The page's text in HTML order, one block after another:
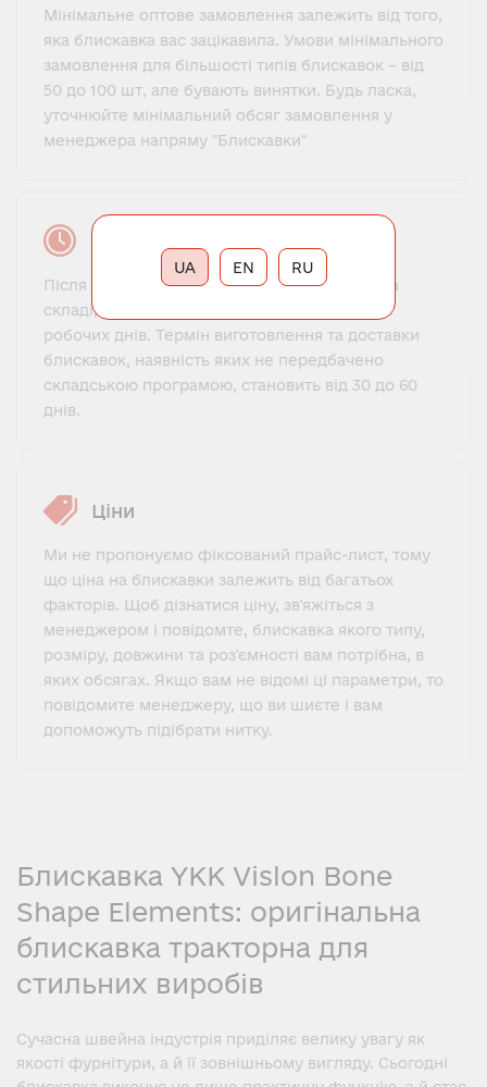
Мінімальне оптове замовлення залежить від того,
яка блискавка вас зацікавила. Умови мінімального
замовлення для більшості типів блискавок – від
50 до 100 шт, але бувають винятки. Будь ласка,
уточнюйте мінімальний обсяг замовлення у
менеджера напряму "Блискавки"
Після оплати замовлення блискавки, які є на
складі, відправляються клієнту протягом 1-3
робочих днів. Термін виготовлення та доставки
блискавок, наявність яких не передбачено
складською програмою, становить від 30 до 60
днів.
Ціни
Ми не пропонуємо фіксований прайс-лист, тому
що ціна на блискавки залежить від багатьох
факторів. Щоб дізнатися ціну, зв'яжіться з
менеджером і повідомте, блискавка якого типу,
розміру, довжини та роз'ємності вам потрібна, в
яких обсягах. Якщо вам не відомі ці параметри, то
повідомите менеджеру, що ви шиєте і вам
допоможуть підібрати нитку.
Блискавка YKK Vislon Bone
Shape Elements: оригінальна
блискавка тракторна для
стильних виробів
Сучасна швейна індустрія приділяє велику увагу як
якості фурнітури, а й її зовнішньому вигляду. Сьогодні
RU
UA EN